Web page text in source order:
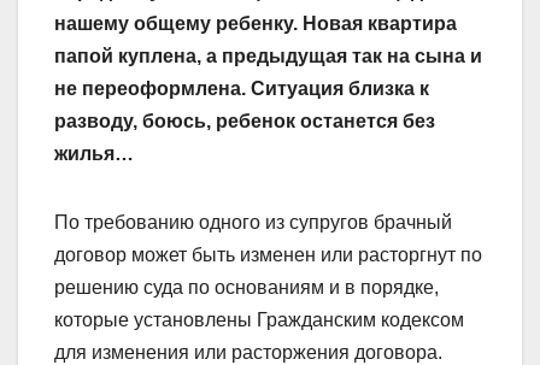
нашему общему ребенку. Новая квартира
папой куплена, а предыдущая так на сына и
не переоформлена. Ситуация близка к
разводу, боюсь, ребенок останется без
жилья…
По требованию одного из супругов брачный
договор может быть изменен или расторгнут по
решению суда по основаниям и в порядке,
которые установлены Гражданским кодексом
для изменения или расторжения договора.